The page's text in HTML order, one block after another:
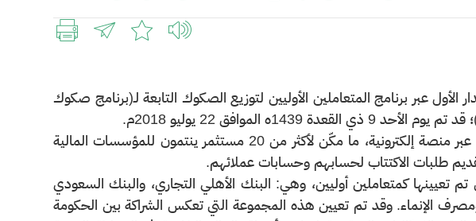
الأول عبر برنامج المتعاملين الأوليين لتوزيع الصكوك التابعة لـ(برنامج صكوك
الموافق 22 يوليو 2018م.
تم الإصدار على أفضل الممارسات العالمية في مزاد عبر منصة إلكترونية، ما مكّن لأكثر من 20 مستثمر ينتمون للمؤسسات المالية
طلبات الاكتتاب لحسابهم وحسابات عملائهم.
تعيينها كمتعاملين أوليين، وهي: البنك الأهلي التجاري، والبنك السعودي
ومصرف الإنماء. وقد تم تعيين هذه المجموعة التي تعكس الشراكة بين الحكومة